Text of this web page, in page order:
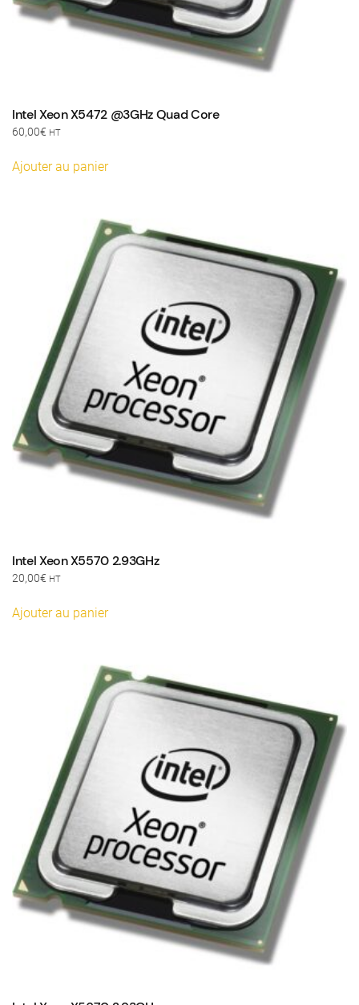
Intel Xeon X5472 @3GHz Quad Core
60,00€ HT
Ajouter au panier
Intel Xeon X5570 2.93GHz
20,00€ HT
Ajouter au panier